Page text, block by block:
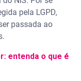
pela LGPD,
passada ao
entenda o que é